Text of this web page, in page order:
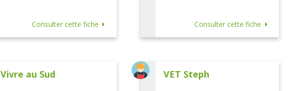
Consulter cette fiche Consulter cette fiche
Vivre au Sud VET Steph